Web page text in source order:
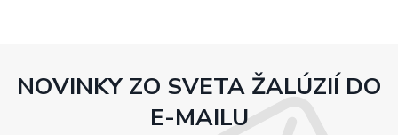
NOVINKY ZO SVETA ŽALÚZIÍ DO
E-MAILU